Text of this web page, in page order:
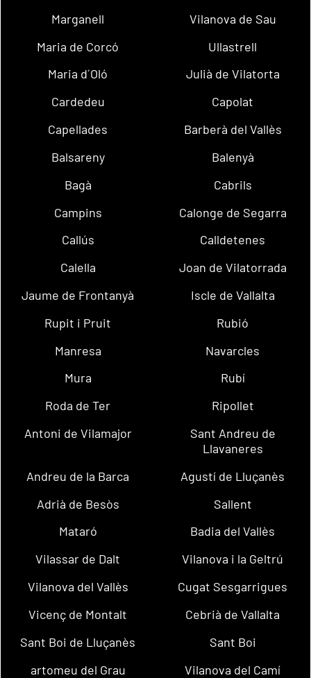
Marganell
Vilanova de Sau
Maria de Corcó
Ullastrell
Maria d´Oló
Julià de Vilatorta
Cardedeu
Capolat
Capellades
Barberà del Vallès
Balsareny
Balenyà
Bagà
Cabrils
Campins
Calonge de Segarra
Callús
Calldetenes
Calella
Joan de Vilatorrada
Jaume de Frontanyà
Iscle de Vallalta
Rupit i Pruit
Rubió
Manresa
Navarcles
Mura
Rubí
Roda de Ter
Ripollet
Antoni de Vilamajor
Sant Andreu de
Llavaneres
Andreu de la Barca
Agustí de Lluçanès
Adrià de Besòs
Sallent
Mataró
Badia del Vallès
Vilassar de Dalt
Vilanova i la Geltrú
Vilanova del Vallès
Cugat Sesgarrigues
Vicenç de Montalt
Cebrià de Vallalta
Sant Boi de Lluçanès
Sant Boi
artomeu del Grau
Vilanova del Camí